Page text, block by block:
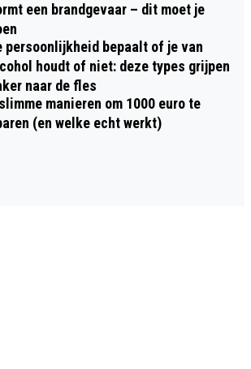
een brandgevaar – dit moet je
persoonlijkheid bepaalt of je van
houdt of niet: deze types grijpen
naar de fles
manieren om 1000 euro te
(en welke echt werkt)